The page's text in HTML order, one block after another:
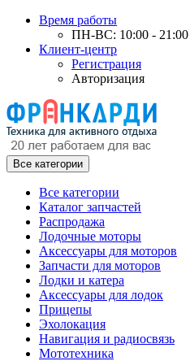
Время работы
ПН-ВС: 10:00 - 21:00
Клиент-центр
Регистрация
Авторизация
Все категории
Все категории
Каталог запчастей
Распродажа
Лодочные моторы
Аксессуары для моторов
Запчасти для моторов
Лодки и катера
Аксессуары для лодок
Прицепы
Эхолокация
Навигация и радиосвязь
Мототехника